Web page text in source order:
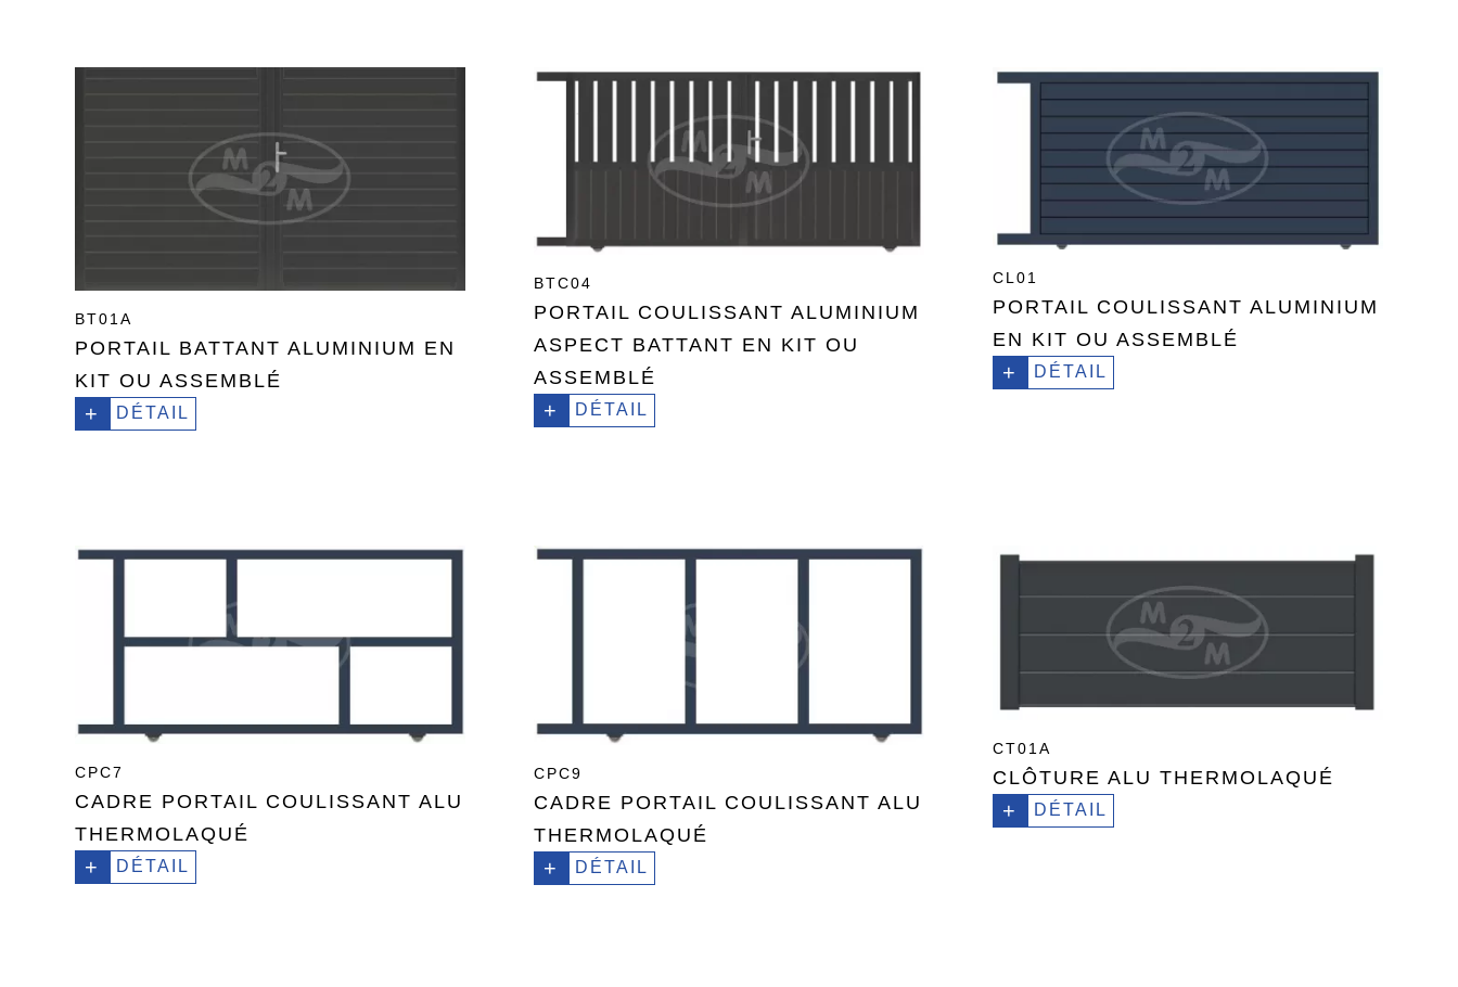
BT01A
PORTAIL BATTANT ALUMINIUM EN
KIT OU ASSEMBLÉ
+ DÉTAIL
BTC04
PORTAIL COULISSANT ALUMINIUM
ASPECT BATTANT EN KIT OU
ASSEMBLÉ
+ DÉTAIL
CL01
PORTAIL COULISSANT ALUMINIUM
EN KIT OU ASSEMBLÉ
+ DÉTAIL
CPC7
CADRE PORTAIL COULISSANT ALU
THERMOLAQUÉ
+ DÉTAIL
CPC9
CADRE PORTAIL COULISSANT ALU
THERMOLAQUÉ
+ DÉTAIL
CT01A
CLÔTURE ALU THERMOLAQUÉ
+ DÉTAIL